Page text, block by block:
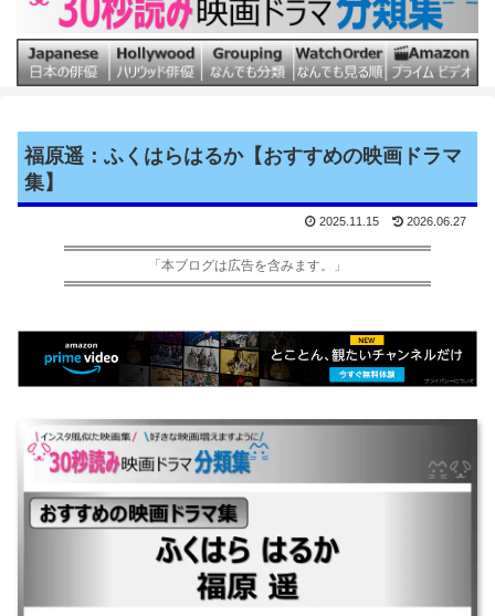
福原遥：ふくはらはるか【おすすめの映画ドラマ
集】
2025.11.15 2026.06.27
「本ブログは広告を含みます。」